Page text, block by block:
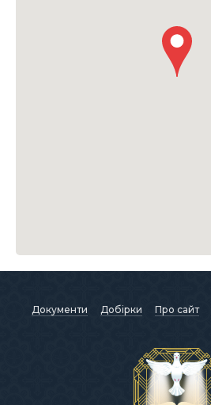
Документи Добірки Про сайт